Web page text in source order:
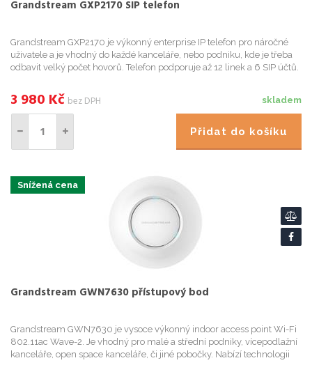
Grandstream GXP2170 SIP telefon
Grandstream GXP2170 je výkonný enterprise IP telefon pro náročné
uživatele a je vhodný do každé kanceláře, nebo podniku, kde je třeba
odbavit velký počet hovorů. Telefon podporuje až 12 linek a 6 SIP účtů.
skladem
3 980 Kč bez DPH
Přidat do košíku
Grandstream GWN7630 přístupový bod
Grandstream GWN7630 je vysoce výkonný indoor access point Wi-Fi
802.11ac Wave-2. Je vhodný pro malé a střední podniky, vícepodlažní
kanceláře, open space kanceláře, či jiné pobočky. Nabízí technologii
Snížená cena